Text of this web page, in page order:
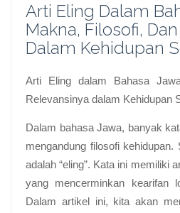
Arti Eling Dalam
Makna, Filosofi,
Dalam Kehidupan
Arti Eling dalam Bahasa
Relevansinya dalam Kehidupan
Dalam bahasa Jawa, banyak
mengandung filosofi
adalah “eling”. Kata ini memiliki
yang mencerminkan kearifan
Dalam artikel ini, kita akan